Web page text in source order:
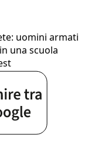
uomini armati
una scuola